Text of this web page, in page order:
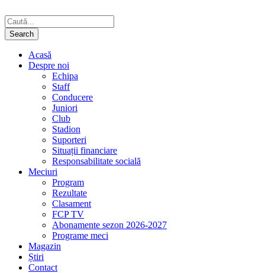
Acasă
Despre noi
Echipa
Staff
Conducere
Juniori
Club
Stadion
Suporteri
Situații financiare
Responsabilitate socială
Meciuri
Program
Rezultate
Clasament
FCP TV
Abonamente sezon 2026-2027
Programe meci
Magazin
Știri
Contact